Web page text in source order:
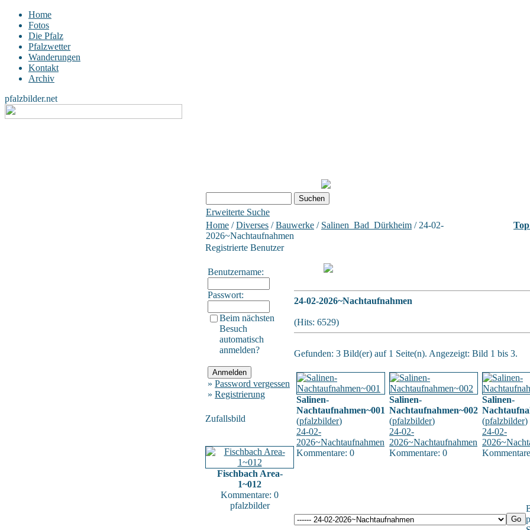
Home
Fotos
Die Pfalz
Pfalzwetter
Wanderungen
Kontakt
Archiv
pfalzbilder.net
Erweiterte Suche
Home /Diverses /Bauwerke / Salinen_Bad_Dürkheim / 24-02-
2026~Nachtaufnahmen
Registrierte Benutzer
Benutzername:
Passwort:
Beim nächsten
Besuch
automatisch
anmelden?
» Password vergessen
» Registrierung
Zufallsbild
Fischbach Area-
1~012
Kommentare: 0
pfalzbilder
24-02-2026~Nachtaufnahmen
(Hits: 6529)
Gefunden: 3 Bild(er) auf 1 Seite(n). Angezeigt: Bild 1 bis 3.
Salinen-
Nachtaufnahmen~001
(pfalzbilder)
24-02-
2026~Nachtaufnahmen
Kommentare: 0
Salinen-
Nachtaufnahmen~002
(pfalzbilder)
24-02-
2026~Nachtaufnahmen
Kommentare: 0
Salinen-
(pfalzbilder)
24-02-